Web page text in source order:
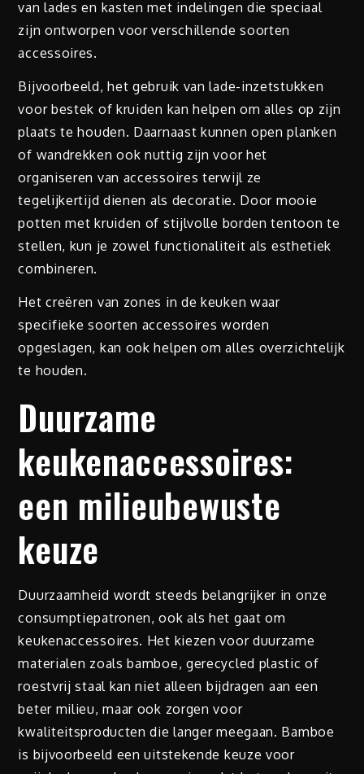
van lades en kasten met indelingen die speciaal
zijn ontworpen voor verschillende soorten
accessoires.
Bijvoorbeeld, het gebruik van lade-inzetstukken
voor bestek of kruiden kan helpen om alles op zijn
plaats te houden. Daarnaast kunnen open planken
of wandrekken ook nuttig zijn voor het
organiseren van accessoires terwijl ze
tegelijkertijd dienen als decoratie. Door mooie
potten met kruiden of stijlvolle borden tentoon te
stellen, kun je zowel functionaliteit als esthetiek
combineren.
Het creëren van zones in de keuken waar
specifieke soorten accessoires worden
opgeslagen, kan ook helpen om alles overzichtelijk
te houden.
Duurzame
keukenaccessoires:
een milieubewuste
keuze
Duurzaamheid wordt steeds belangrijker in onze
consumptiepatronen, ook als het gaat om
keukenaccessoires. Het kiezen voor duurzame
materialen zoals bamboe, gerecycled plastic of
roestvrij staal kan niet alleen bijdragen aan een
beter milieu, maar ook zorgen voor
kwaliteitsproducten die langer meegaan. Bamboe
is bijvoorbeeld een uitstekende keuze voor